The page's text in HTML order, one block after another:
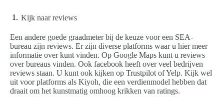
Kijk naar reviews
Een andere goede graadmeter bij de keuze voor een SEA-
bureau zijn reviews. Er zijn diverse platforms waar u hier meer
informatie over kunt vinden. Op Google Maps kunt u reviews
over bureaus vinden. Ook facebook heeft over veel bedrijven
reviews staan. U kunt ook kijken op Trustpilot of Yelp. Kijk wel
uit voor platforms als Kiyoh, die een verdienmodel hebben dat
draait om het kunstmatig omhoog krikken van ratings.